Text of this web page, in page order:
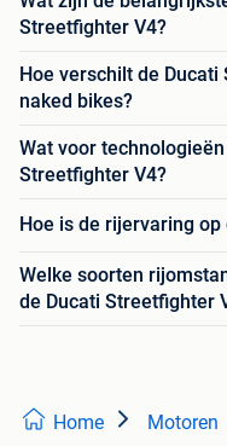
Streetfighter V4?
Hoe verschilt de
naked bikes?
Wat voor
Streetfighter V4?
Hoe is de rijervaring
Welke soorten
de Ducati Streetfighter
Home Motoren